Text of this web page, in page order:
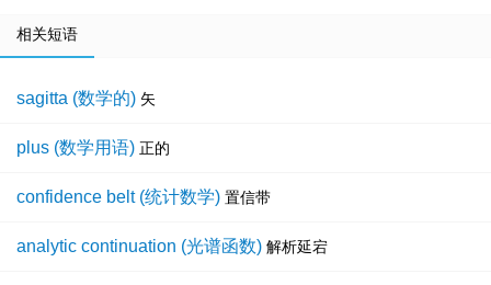
相关短语
sagitta (数学的) 矢
plus (数学用语) 正的
confidence belt (统计数学) 置信带
analytic continuation (光谱函数) 解析延宕